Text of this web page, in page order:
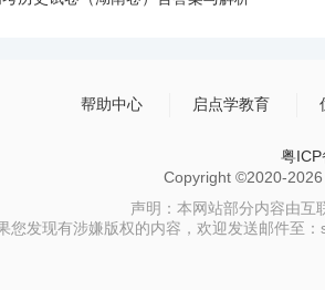
帮助中心 启点学教育
粤
Copyright ©2020-
声明：本网站部分内容由互
您发现有涉嫌版权的内容，欢迎发送邮件至